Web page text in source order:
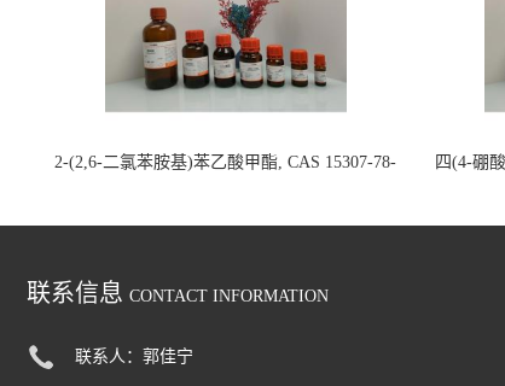
2-(2,6-二氯苯胺基)苯乙酸甲酯, CAS 15307-78-
四(4-硼
联系信息 CONTACT INFORMATION
联系人：郭佳宁